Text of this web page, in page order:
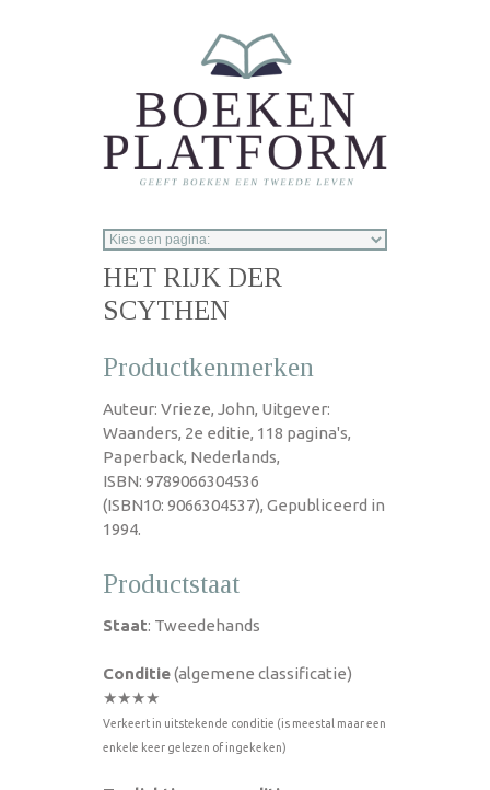
HET RIJK DER
SCYTHEN
Productkenmerken
Auteur: Vrieze, John, Uitgever:
Waanders, 2e editie, 118 pagina's,
Paperback, Nederlands,
ISBN: 9789066304536
(ISBN10: 9066304537), Gepubliceerd in
1994.
Productstaat
Staat: Tweedehands
Conditie(algemene classificatie)
★★★★
Verkeert in uitstekende conditie (is meestal maar een
enkele keer gelezen of ingekeken)